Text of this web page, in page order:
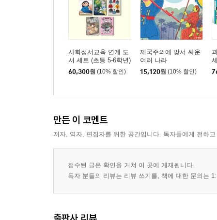
사회정서교육 연계 도
서 세트 (초등 5-6학년)
60,300원 (10% 할인)
제국주의에 맞서 싸운
여러 나라
15,120원 (10% 할인)
만든 이 코멘트
저자, 역자, 편집자를 위한 공간입니다. 독자들에게 전하
접수된 글은 확인을 거쳐 이 곳에 게재됩니다.
독자 분들의 리뷰는 리뷰 쓰기를, 책에 대한 문의는